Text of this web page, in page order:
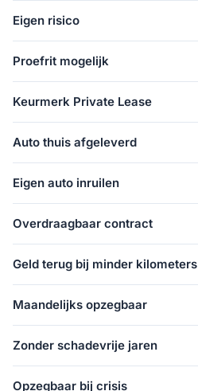
Eigen risico
Proefrit mogelijk
Keurmerk Private Lease
Auto thuis afgeleverd
Eigen auto inruilen
Overdraagbaar contract
Geld terug bij minder kilometers
Maandelijks opzegbaar
Zonder schadevrije jaren
Opzegbaar bij crisis